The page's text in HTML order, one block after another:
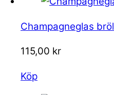
Champagneglas
115,00 kr
Köp